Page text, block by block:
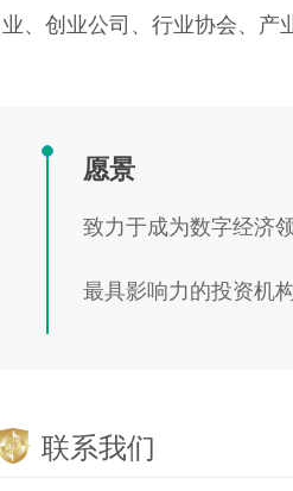
业、创业公司、行业协会、产
愿景
致力于成为数字经济
最具影响力的投资机
联系我们